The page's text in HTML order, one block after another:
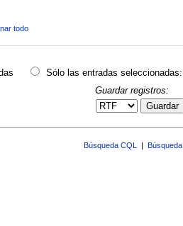
todo
Sólo las entradas seleccionadas:
Guardar registros:
Guardar
Búsqueda CQL